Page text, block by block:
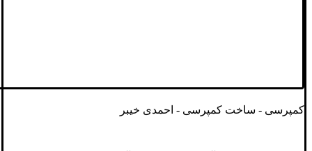
کمپرسی - ساخت کمپرسی - احمدی خیبر